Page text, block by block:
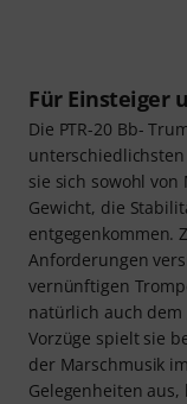
Für Einsteiger
Die PTR-20 Bb-
sie sich sowohl
Gewicht, die
entgegenkommen.
Anforderungen
vernünftigen
natürlich auch
Vorzüge spielt sie
der Marschmusik
Gelegenheiten